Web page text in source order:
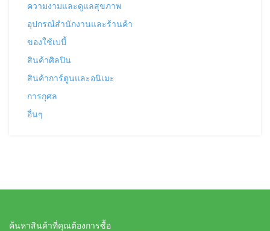
ความงามและดูแลสุขภาพ
อุปกรณ์สำนักงานและร้านค้า
ของใช้เบบี้
สินค้าศิลปิน
สินค้าการ์ตูนและอนิเมะ
การกุศล
อื่นๆ
ค้นหาสินค้าที่คุณต้องการซื้อ